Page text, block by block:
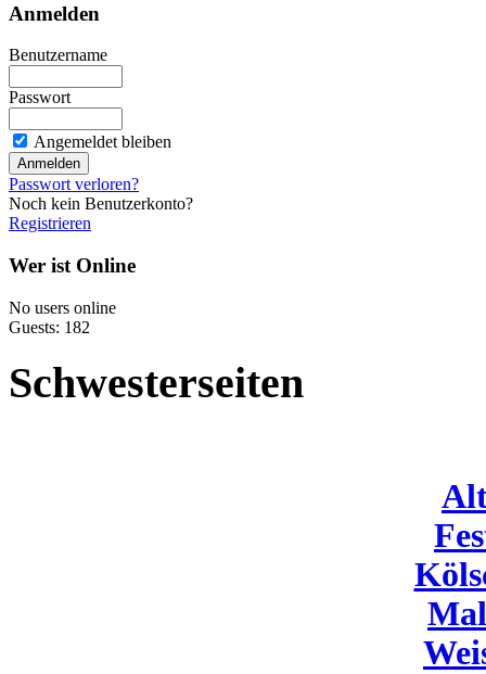
Anmelden
Benutzername
Passwort
Angemeldet bleiben
Passwort verloren?
Noch kein Benutzerkonto?
Registrieren
Wer ist Online
No users online
Guests: 182
Schwesterseiten